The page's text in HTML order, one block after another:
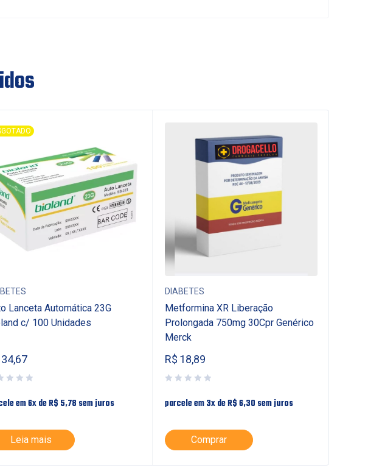
Lanceta Automática 23G
c/ 100 Unidades
34,67
em 6x deR$ 5,78 sem juros
Leia mais
DIABETES
Metformina XR Liberação
Prolongada 750mg 30Cpr Genérico
Merck
R$ 18,89
parcele em 3x deR$6,30 sem juros
Comprar